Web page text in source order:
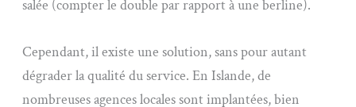
salée (compter le double par rapport à une berline).
Cependant, il existe une solution, sans pour autant
dégrader la qualité du service. En Islande, de
nombreuses agences locales sont implantées, bien